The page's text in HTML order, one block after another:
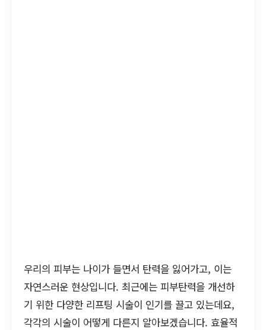
우리의 피부는 나이가 들면서 탄력을 잃어가고, 이는
자연스러운 현상입니다. 최근에는 피부탄력을 개선하
기 위한 다양한 리프팅 시술이 인기를 끌고 있는데요,
각각의 시술이 어떻게 다른지 알아보겠습니다. 효율적